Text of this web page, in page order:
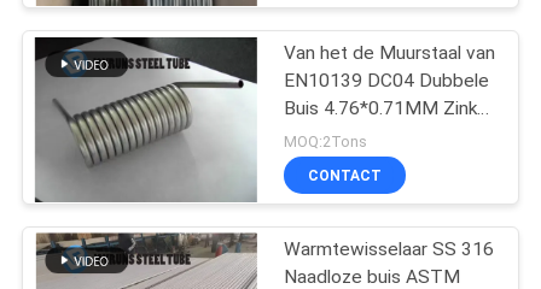
CONTACTEER
ONS
VERZOEK
EEN
CITAAT
De Buis van
staalbundy
22
Van het de Muurstaal van
EN10139 DC04 Dubbele
Buis 4.76*0.71MM Zink
Met een laag bedekt Dun
Muur Roestvrij
Buizenstelsel in Rol
MOQ:2Tons
CONTACT
Warmtewisselaar SS 316
Naadloze buis ASTM